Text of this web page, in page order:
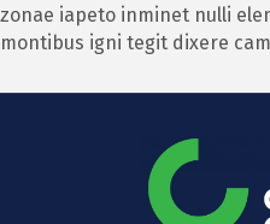
zonae iapeto inminet nulli
montibus igni tegit dixere